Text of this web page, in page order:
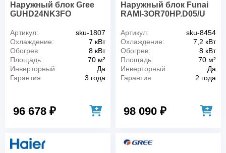
Наружный блок Gree
GUHD24NK3FO
Артикул:
sku-1807
Охлаждение:
7 кВт
Обогрев:
8 кВт
Площадь:
70 м²
Инверторный:
Да
Гарантия:
3 года
96 678 ₽
Наружный блок Funai
RAMI-3OR70HP.D05/U
Артикул:
sku-8454
Охлаждение:
7,2 кВт
Обогрев:
8 кВт
Площадь:
70 м²
Инверторный:
Да
Гарантия:
2 года
98 090 ₽